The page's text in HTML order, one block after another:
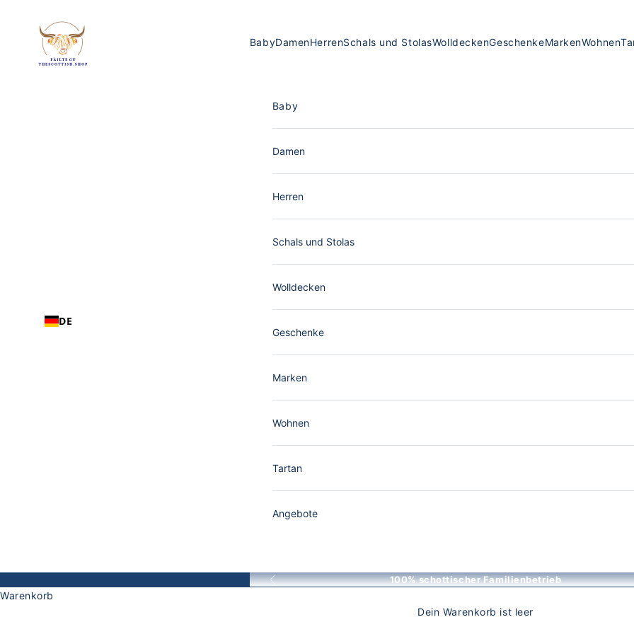
The Scottish Shop Deutschland
DE
BabyDamenHerrenSchals und StolasWolldeckenGeschenkeMarkenWohnen
Baby
Damen
Herren
Schals und Stolas
Wolldecken
Geschenke
Marken
Wohnen
Tartan
Angebote
Zurück 100% schottischer Familienbetrieb
Warenkorb
Dein Warenkorb ist leer